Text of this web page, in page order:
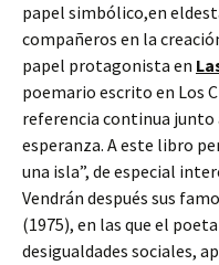
papel simbólico,en
compañeros en la
papel protagonista en
poemario escrito en Los
referencia continua junto
esperanza. A este libro
una isla”, de especial
Vendrán después sus
(1975), en las que el
desigualdades sociales,